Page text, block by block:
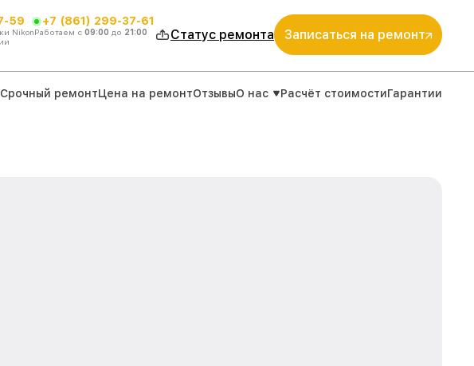
59
Nikon
+7 (861) 299-37-61
Работаем с 09:00 до 21:00 Статус ремонта Записаться на ремонт
Срочный ремонтЦена на ремонтОтзывыО нас Расчёт стоимостиГарантии